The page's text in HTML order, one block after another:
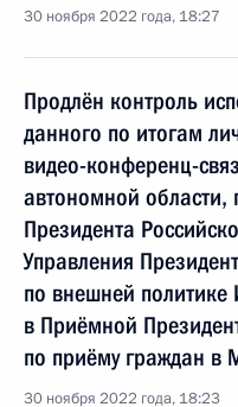
30 ноября 2022 года, 18:27
Продлён контроль
данного по итогам
видео-конференц-
автономной области,
Президента
Управления
по внешней
в Приёмной
по приёму граждан в
30 ноября 2022 года, 18:23